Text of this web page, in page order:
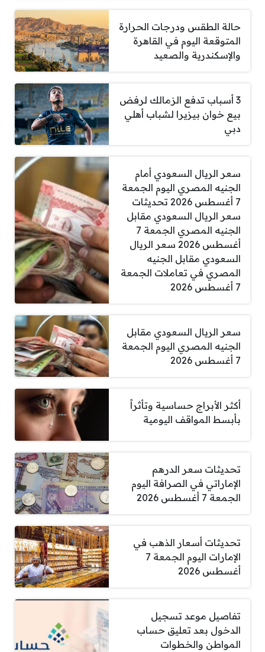
حالة الطقس ودرجات الحرارة
المتوقعة اليوم في القاهرة
والإسكندرية والصعيد
3 أسباب تدفع الزمالك لرفض
بيع خوان بيزيرا لشباب أهلي
دبي
سعر الريال السعودي أمام
الجنيه المصري اليوم الجمعة
7 أغسطس 2026 تحديثات
سعر الريال السعودي مقابل
الجنيه المصري الجمعة 7
أغسطس 2026 سعر الريال
السعودي مقابل الجنيه
المصري في تعاملات الجمعة
7 أغسطس 2026
سعر الريال السعودي مقابل
الجنيه المصري اليوم الجمعة
7 أغسطس 2026
أكثر الأبراج حساسية وتأثراً
بأبسط المواقف اليومية
تحديثات سعر الدرهم
الإماراتي في الصرافة اليوم
الجمعة 7 أغسطس 2026
تحديثات أسعار الذهب في
الإمارات اليوم الجمعة 7
أغسطس 2026
تفاصيل موعد تسجيل
الدخول بعد تعليق حساب
المواطن والخطوات